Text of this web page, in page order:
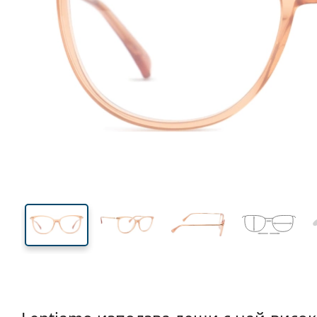
44 mm
Височина на стъклото Ширина на стъклото
Ширина
на